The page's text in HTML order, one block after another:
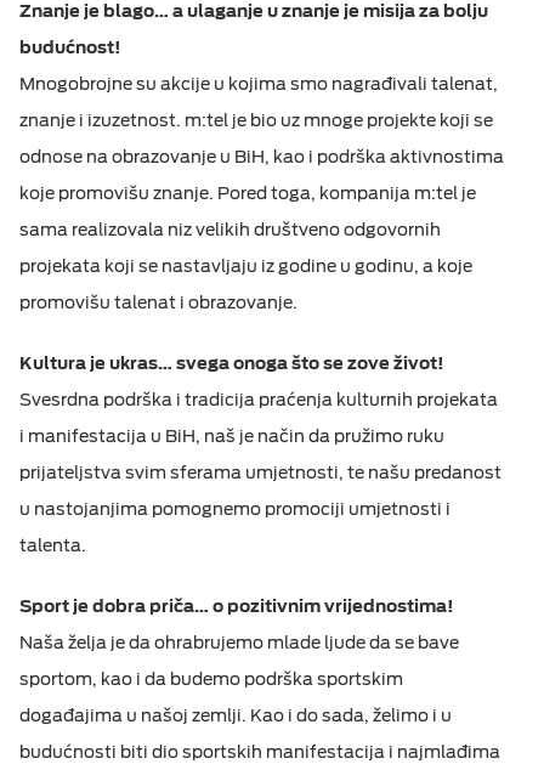
Znanje je blago… a ulaganje u znanje je misija za bolju
budućnost!
Mnogobrojne su akcije u kojima smo nagrađivali talenat,
znanje i izuzetnost. m:tel je bio uz mnoge projekte koji se
odnose na obrazovanje u BiH, kao i podrška aktivnostima
koje promovišu znanje. Pored toga, kompanija m:tel je
sama realizovala niz velikih društveno odgovornih
projekata koji se nastavljaju iz godine u godinu, a koje
promovišu talenat i obrazovanje.
Kultura je ukras… svega onoga što se zove život!
Svesrdna podrška i tradicija praćenja kulturnih projekata
i manifestacija u BiH, naš je način da pružimo ruku
prijateljstva svim sferama umjetnosti, te našu predanost
u nastojanjima pomognemo promociji umjetnosti i
talenta.
Sport je dobra priča… o pozitivnim vrijednostima!
Naša želja je da ohrabrujemo mlade ljude da se bave
sportom, kao i da budemo podrška sportskim
događajima u našoj zemlji. Kao i do sada, želimo i u
budućnosti biti dio sportskih manifestacija i najmlađima